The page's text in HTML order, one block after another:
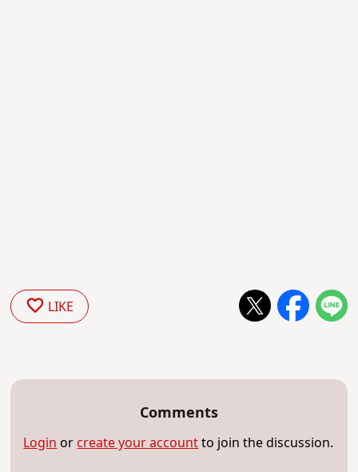
LIKE
Comments
Loginorcreate your accountto join the discussion.